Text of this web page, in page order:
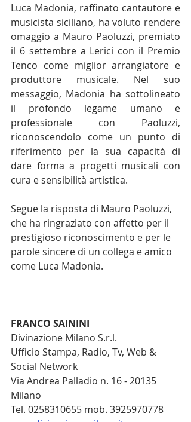
Luca Madonia, raffinato cantautore e
musicista siciliano, ha voluto rendere
omaggio a Mauro Paoluzzi, premiato
il 6 settembre a Lerici con il Premio
Tenco come miglior arrangiatore e
produttore musicale. Nel suo
messaggio, Madonia ha sottolineato
il profondo legame umano e
professionale con Paoluzzi,
riconoscendolo come un punto di
riferimento per la sua capacità di
dare forma a progetti musicali con
cura e sensibilità artistica.
Segue la risposta di Mauro Paoluzzi,
che ha ringraziato con affetto per il
prestigioso riconoscimento e per le
parole sincere di un collega e amico
come Luca Madonia.
FRANCO SAININI
Divinazione Milano S.r.l.
Ufficio Stampa, Radio, Tv, Web &
Social Network
Via Andrea Palladio n. 16 - 20135
Milano
Tel. 0258310655 mob. 3925970778